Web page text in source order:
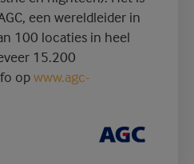
een wereldleider in
100 locaties in heel
15.200
opwww.agc-